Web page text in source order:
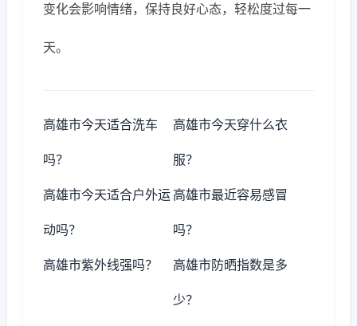
变化会影响情绪，保持良好心态，轻松度过每一
天。
高雄市今天适合洗车
吗？
高雄市今天穿什么衣
服？
高雄市今天适合户外运
动吗？
高雄市最近容易感冒
吗？
高雄市紫外线强吗？ 高雄市防晒指数是多
少？